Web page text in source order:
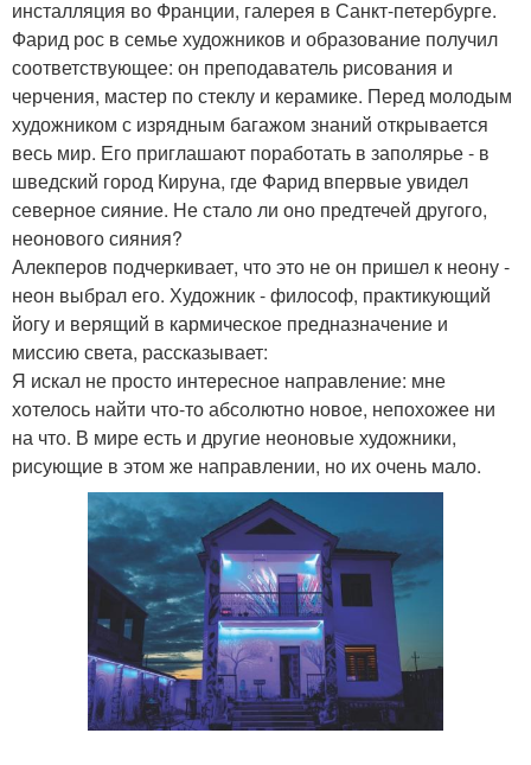
инсталляция во Франции, галерея в Санкт-петербурге.
Фарид рос в семье художников и образование получил
соответствующее: он преподаватель рисования и
черчения, мастер по стеклу и керамике. Перед молодым
художником с изрядным багажом знаний открывается
весь мир. Его приглашают поработать в заполярье - в
шведский город Кируна, где Фарид впервые увидел
северное сияние. Не стало ли оно предтечей другого,
неонового сияния?
Алекперов подчеркивает, что это не он пришел к неону -
неон выбрал его. Художник - философ, практикующий
йогу и верящий в кармическое предназначение и
миссию света, рассказывает:
Я искал не просто интересное направление: мне
хотелось найти что-то абсолютно новое, непохожее ни
на что. В мире есть и другие неоновые художники,
рисующие в этом же направлении, но их очень мало.